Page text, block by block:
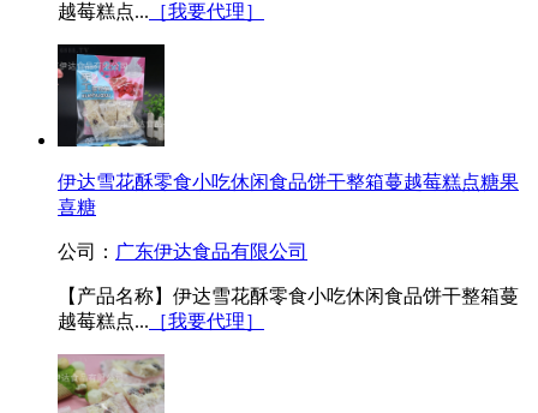
越莓糕点... ［我要代理］
伊达雪花酥零食小吃休闲食品饼干整箱蔓越莓糕点糖果
喜糖
公司： 广东伊达食品有限公司
【产品名称】伊达雪花酥零食小吃休闲食品饼干整箱蔓
越莓糕点... ［我要代理］